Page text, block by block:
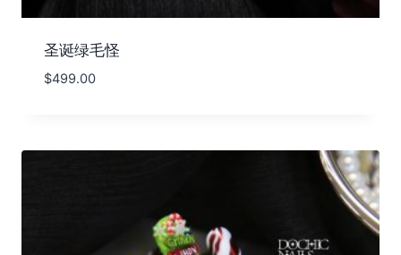
圣诞绿毛怪
$499.00